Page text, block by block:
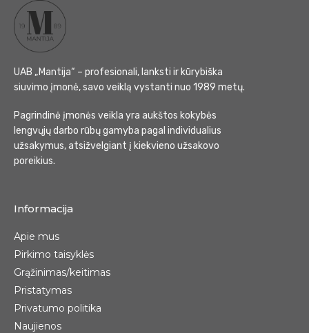
UAB „Mantija“ – profesionali, lanksti ir kūrybiška
siuvimo įmonė, savo veiklą vystanti nuo 1989 metų.
Pagrindinė įmonės veikla yra aukštos kokybės
lengvųjų darbo rūbų gamyba pagal individualius
užsakymus, atsižvelgiant į kiekvieno užsakovo
poreikius.
Informacija
Apie mus
Pirkimo taisyklės
Grąžinimas/keitimas
Pristatymas
Privatumo politika
Naujienos